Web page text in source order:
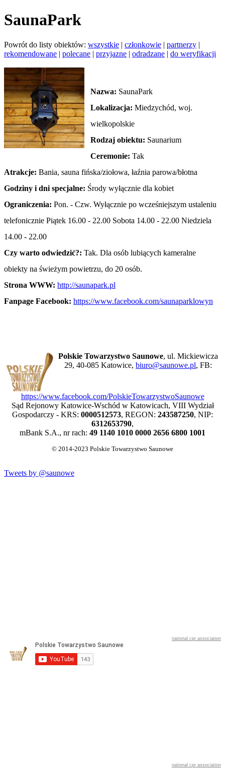
SaunaPark
Powrót do listy obiektów: wszystkie | członkowie | partnerzy |
rekomendowane | polecane | przyjazne | odradzane | do weryfikacji
Nazwa: SaunaPark
Lokalizacja: Miedzychód, woj.
wielkopolskie
Rodzaj obiektu: Saunarium
Ceremonie: Tak
Atrakcje: Bania, sauna fińska/ziołowa, łaźnia parowa/błotna
Godziny i dni specjalne: Środy wyłącznie dla kobiet
Ograniczenia: Pon. - Czw. Wyłącznie po wcześniejszym ustaleniu
telefonicznie Piątek 16.00 - 22.00 Sobota 14.00 - 22.00 Niedziela
14.00 - 22.00
Czy warto odwiedzić?: Tak. Dla osób lubiących kameralne
obiekty na świeżym powietrzu, do 20 osób.
Strona WWW: http://saunapark.pl
Fanpage Facebook: https://www.facebook.com/saunaparklowyn
Polskie Towarzystwo Saunowe, ul. Mickiewicza
29, 40-085 Katowice,biuro@saunowe.pl, FB:
https://www.facebook.com/PolskieTowarzystwoSaunowe
Sąd Rejonowy Katowice-Wschód w Katowicach, VIII Wydział
Gospodarczy - KRS: 0000512573, REGON: 243587250, NIP:
6312653790,
mBank S.A., nr rach: 49 1140 1010 0000 2656 6800 1001
© 2014-2023 Polskie Towarzystwo Saunowe
Tweets by @saunowe
national cpr association
national cpr association